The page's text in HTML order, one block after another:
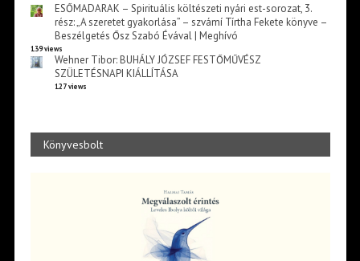
ESŐMADARAK – Spirituális költészeti nyári est-sorozat, 3.
rész: „A szeretet gyakorlása” – szvámí Tírtha Fekete könyve –
Beszélgetés Ősz Szabó Évával | Meghívó
139 views
Wehner Tibor: BUHÁLY JÓZSEF FESTŐMŰVÉSZ
SZÜLETÉSNAPI KIÁLLÍTÁSA
127 views
Könyvesbolt